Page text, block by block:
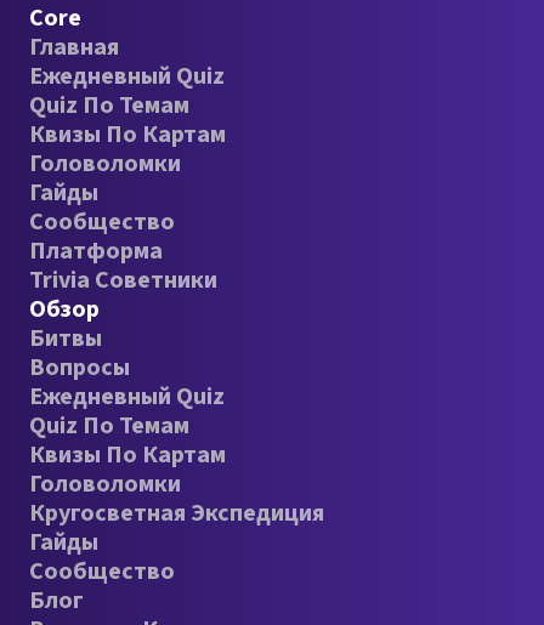
Core
Главная
Ежедневный Quiz
Quiz По Темам
Квизы По Картам
Головоломки
Гайды
Сообщество
Платформа
Trivia Советники
Обзор
Битвы
Вопросы
Ежедневный Quiz
Quiz По Темам
Квизы По Картам
Головоломки
Кругосветная Экспедиция
Гайды
Сообщество
Блог